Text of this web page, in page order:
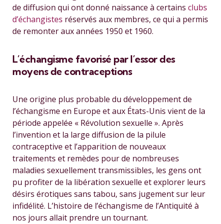
de diffusion qui ont donné naissance à certains clubs
d’échangistes réservés aux membres, ce qui a permis
de remonter aux années 1950 et 1960.
L’échangisme favorisé par l’essor des
moyens de contraceptions
Une origine plus probable du développement de
l’échangisme en Europe et aux États-Unis vient de la
période appelée « Révolution sexuelle ». Après
l’invention et la large diffusion de la pilule
contraceptive et l’apparition de nouveaux
traitements et remèdes pour de nombreuses
maladies sexuellement transmissibles, les gens ont
pu profiter de la libération sexuelle et explorer leurs
désirs érotiques sans tabou, sans jugement sur leur
infidélité. L’histoire de l’échangisme de l’Antiquité à
nos jours allait prendre un tournant.